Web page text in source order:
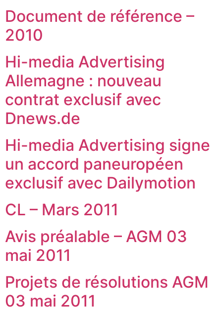
Document de référence –
2010
Hi-media Advertising
Allemagne : nouveau
contrat exclusif avec
Dnews.de
Hi-media Advertising signe
un accord paneuropéen
exclusif avec Dailymotion
CL – Mars 2011
Avis préalable – AGM 03
mai 2011
Projets de résolutions AGM
03 mai 2011